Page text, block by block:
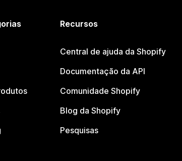
Recursos
Central de ajuda da Shopify
Documentação da API
Comunidade Shopify
Blog da Shopify
Pesquisas